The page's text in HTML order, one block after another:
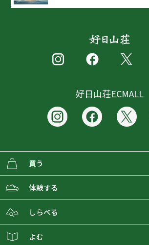
好日山荘ECMALL
買う
ECMALLの商品をさがす
取り扱いブランド一覧
体験する
おとな女子登山部
しらべる
登山レポート
よむ